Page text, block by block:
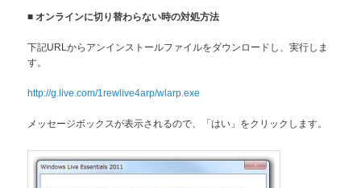
■ オンラインに切り替わらない時の対処方法
下記URLからアンインストールファイルをダウンロードし、実行しま
す。
http://g.live.com/1rewlive4arp/wlarp.exe
メッセージボックスが表示されるので、「はい」をクリックします。